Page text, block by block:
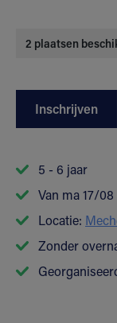
2 plaatsen
Inschrijven
5 - 6 jaar
Van ma 17/
Locatie:
Zonder